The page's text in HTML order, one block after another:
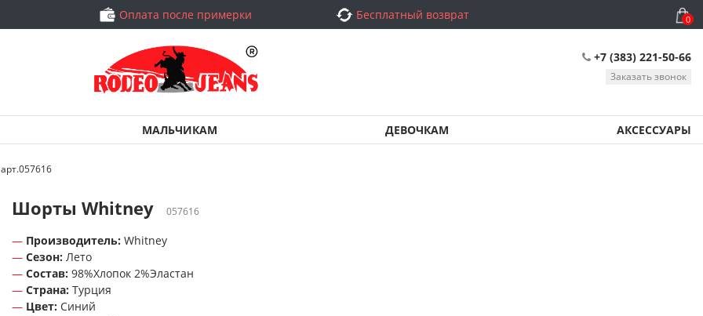
Оплата после примерки Бесплатный возврат 0
+7 (383) 221-50-66
Заказать звонок
МАЛЬЧИКАМ ДЕВОЧКАМ АКСЕССУАРЫ
Шорты Whitney 057616
Производитель: Whitney
Сезон: Лето
Состав: 98%Хлопок 2%Эластан
Страна: Турция
Цвет: Синий